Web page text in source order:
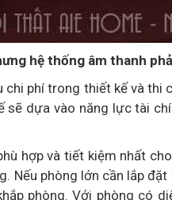
hệ thống âm thanh
phí trong thiết kế và thi
sẽ dựa vào năng lực tài
hợp và tiết kiệm nhất
Nếu phòng lớn cần lắp
phòng. Với phòng có